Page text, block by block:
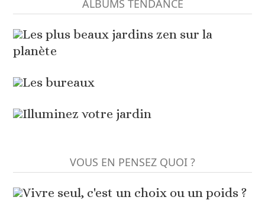
ALBUMS TENDANCE
Les plus beaux jardins zen sur la
planète
Les bureaux
Illuminez votre jardin
VOUS EN PENSEZ QUOI ?
Vivre seul, c'est un choix ou un poids ?